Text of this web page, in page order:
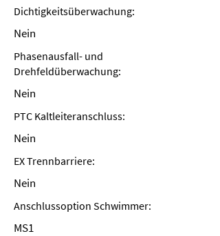
Dichtigkeitsüberwachung:
Nein
Phasenausfall- und
Drehfeldüberwachung:
Nein
PTC Kaltleiteranschluss:
Nein
EX Trennbarriere:
Nein
Anschlussoption Schwimmer:
MS1